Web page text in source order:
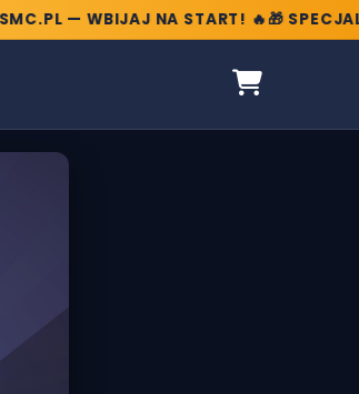
— WBIJAJ NA START! 🔥🎁 SPECJALNE